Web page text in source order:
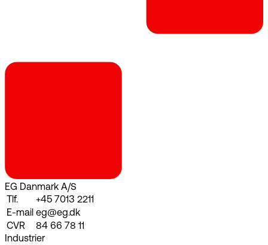
EG Danmark A/S
Tlf.
+45 7013 2211
E-mail eg@eg.dk
CVR
84 66 78 11
Industrier